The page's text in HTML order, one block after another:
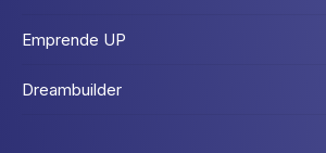
Emprende UP
Dreambuilder